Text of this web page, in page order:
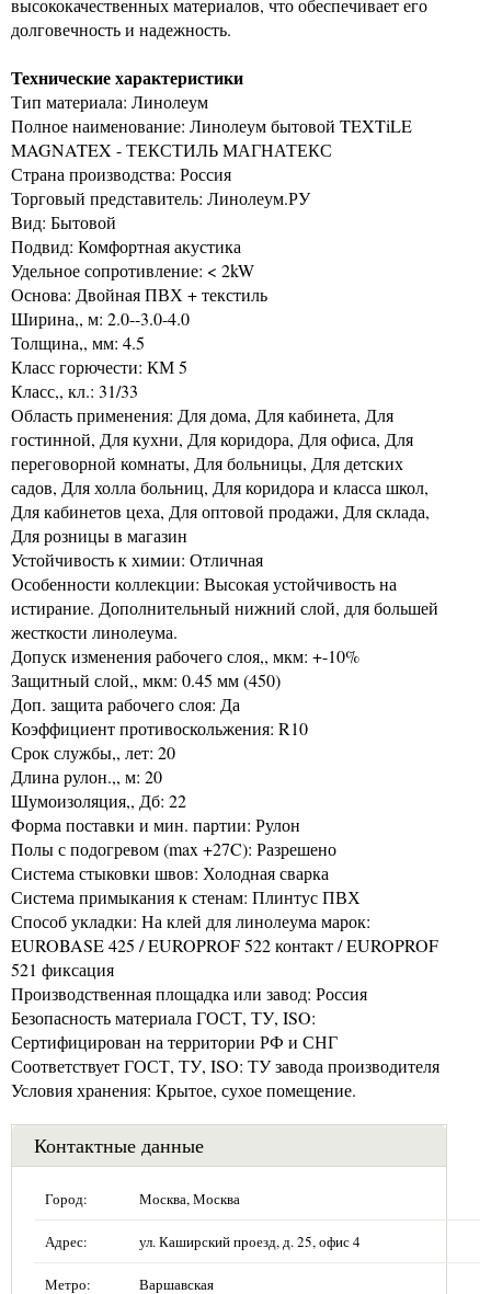
высококачественных материалов, что обеспечивает его
долговечность и надежность.
Технические характеристики
Тип материала: Линолеум
Полное наименование: Линолеум бытовой TEXTiLE
MAGNATEX - ТЕКСТИЛЬ МАГНАТЕКС
Страна производства: Россия
Торговый представитель: Линолеум.РУ
Вид: Бытовой
Подвид: Комфортная акустика
Удельное сопротивление: < 2kW
Основа: Двойная ПВХ + текстиль
Ширина,, м: 2.0--3.0-4.0
Толщина,, мм: 4.5
Класс горючести: КМ 5
Класс,, кл.: 31/33
Область применения: Для дома, Для кабинета, Для
гостинной, Для кухни, Для коридора, Для офиса, Для
переговорной комнаты, Для больницы, Для детских
садов, Для холла больниц, Для коридора и класса школ,
Для кабинетов цеха, Для оптовой продажи, Для склада,
Для розницы в магазин
Устойчивость к химии: Отличная
Особенности коллекции: Высокая устойчивость на
истирание. Дополнительный нижний слой, для большей
жесткости линолеума.
Допуск изменения рабочего слоя,, мкм: +-10%
Защитный слой,, мкм: 0.45 мм (450)
Доп. защита рабочего слоя: Да
Коэффициент противоскольжения: R10
Срок службы,, лет: 20
Длина рулон.,, м: 20
Шумоизоляция,, Дб: 22
Форма поставки и мин. партии: Рулон
Полы с подогревом (max +27C): Разрешено
Система стыковки швов: Холодная сварка
Система примыкания к стенам: Плинтус ПВХ
Способ укладки: На клей для линолеума марок:
EUROBASE 425 / EUROPROF 522 контакт / EUROPROF
521 фиксация
Производственная площадка или завод: Россия
Безопасность материала ГОСТ, ТУ, ISO:
Сертифицирован на территории РФ и СНГ
Соответствует ГОСТ, ТУ, ISO: ТУ завода производителя
Условия хранения: Крытое, сухое помещение.
Контактные данные
Город: Москва, Москва
Адрес: ул. Каширский проезд, д. 25, офис 4
Метро: Варшавская